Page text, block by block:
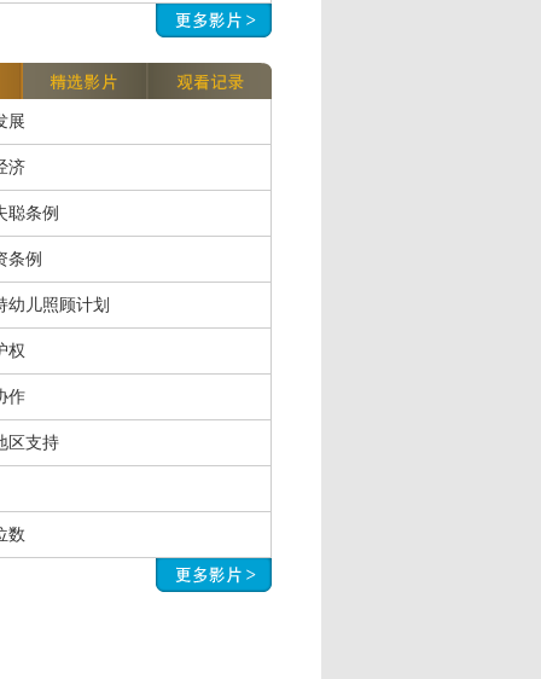
展
济
聪条例
条例
幼儿照顾计划
权
作
区支持
数